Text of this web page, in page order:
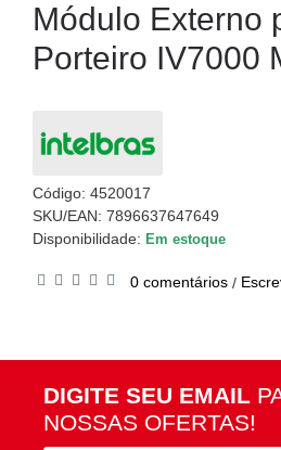
Módulo Externo
Porteiro IV7000
Código: 4520017
SKU/EAN: 7896637647649
Disponibilidade: Em estoque
0 comentários /
DIGITE SEU EMAIL
NOSSAS OFERTAS!